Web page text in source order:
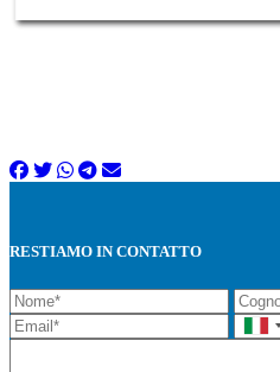
RESTIAMO IN CONTATTO